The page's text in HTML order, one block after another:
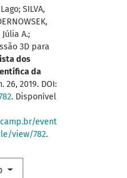
SILVA,
A.;
3D para
dos
da
26, 2019. DOI:
. Disponível
event
view/782.